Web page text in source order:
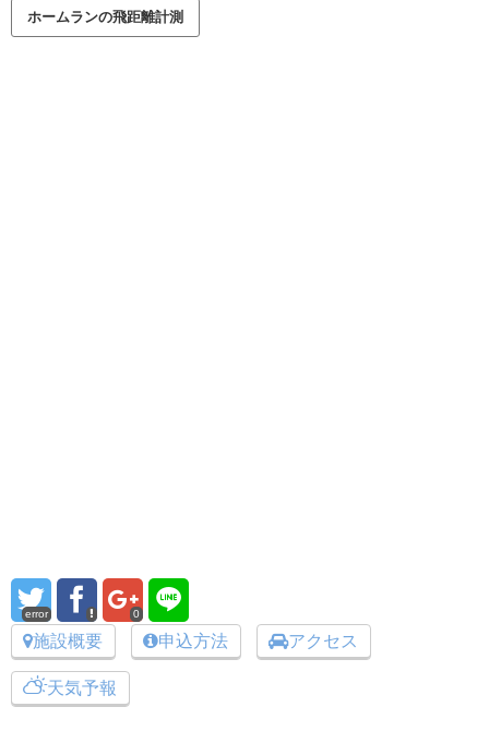
error 0
施設概要 申込方法 アクセス
天気予報